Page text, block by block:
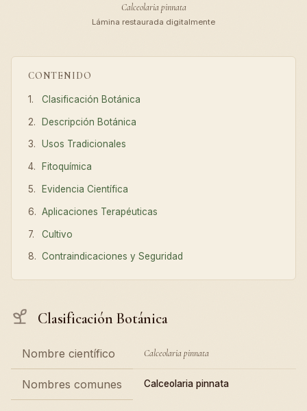
CONTENIDO
Clasificación Botánica
Descripción Botánica
Usos Tradicionales
Fitoquímica
Evidencia Científica
Aplicaciones Terapéuticas
Cultivo
Contraindicaciones y Seguridad
Clasificación Botánica
Nombre científico Calceolaria pinnata
Nombres comunes Calceolaria pinnata
Calceolaria pinnata
Lámina restaurada digitalmente